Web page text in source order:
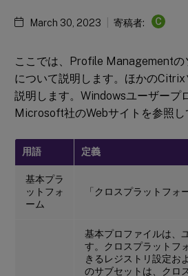
March 30, 2023 寄稿者: C
ここでは、Profile Managementの
について説明します。ほかの
説明します。Windowsユーザープ
Microsoft社のWebサイトを参照し
用語 定義
基本プラ
ットフォ
ーム
「クロスプラットフォ
基本プロファイルは、
す。クロスプラットフ
きるレジストリ設定お
のサブセットは、クロ